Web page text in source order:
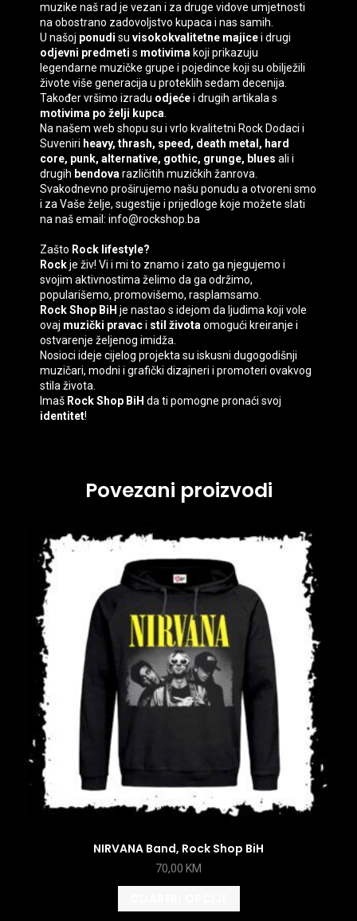
muzike naš rad je vezan i za druge vidove umjetnosti
na obostrano zadovoljstvo kupaca i nas samih.
U našoj ponudi su visokokvalitetne majicei drugi
odjevni predmeti s motivima koji prikazuju
legendarne muzičke grupe i pojedince koji su obilježili
živote više generacija u proteklih sedam decenija.
Također vršimo izradu odjećei drugih artikala s
motivima po želji kupca
Na našem web shopu su i vrlo kvalitetni Rock Dodaci i
Suveniri heavy, thrash, speed, death metal, hard
core, punk, alternative, gothic, grunge, blues ali i
drugih bendova različitih muzičkih žanrova.
Svakodnevno proširujemo našu ponudu a otvoreni smo
i za Vaše želje, sugestije i prijedloge koje možete slati
na naš email: info@rockshop.ba
Zašto Rock lifestyle?
Rockje živ! Vi i mi to znamo i zato ga njegujemo i
svojim aktivnostima želimo da ga održimo,
popularišemo, promovišemo, rasplamsamo.
Rock Shop BiH je nastao s idejom da ljudima koji vole
ovaj muzički pravaci stil života omogući kreiranje i
ostvarenje željenog imidža.
Nosioci ideje cijelog projekta su iskusni dugogodišnji
muzičari, modni i grafički dizajneri i promoteri ovakvog
stila života.
Imaš Rock Shop BiH da ti pomogne pronaći svoj
identitet!
Povezani proizvodi
NIRVANA Band, Rock Shop BiH
70,00 KM